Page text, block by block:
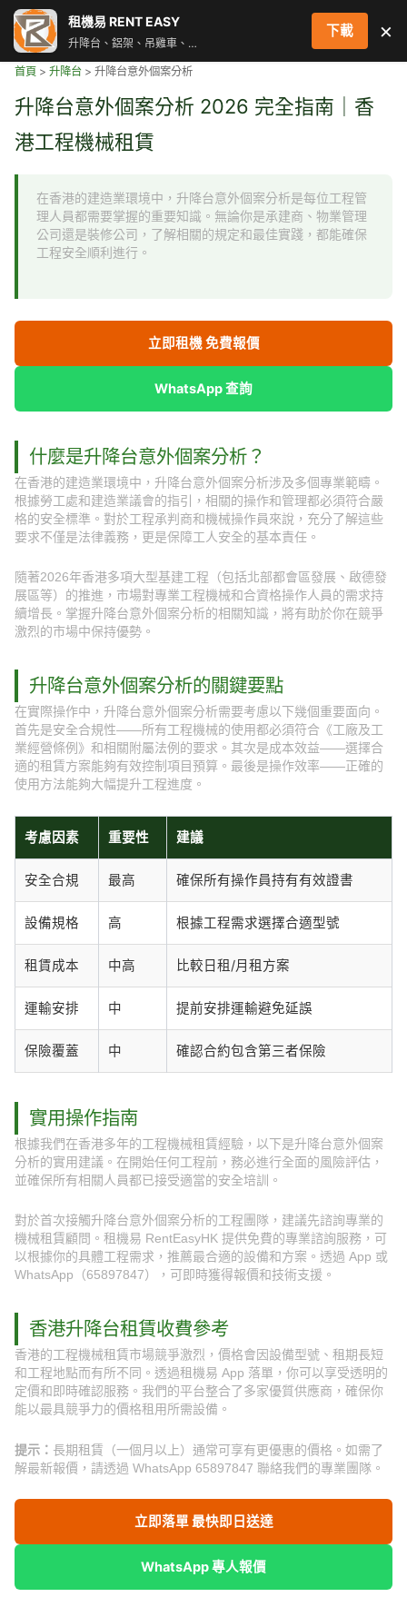
首頁 > 升降台 > 升降台意外個案分析
升降台意外個案分析 2026 完全指南｜香
港工程機械租賃
在香港的建造業環境中，升降台意外個案分析是每位工程管
理人員都需要掌握的重要知識。無論你是承建商、物業管理
公司還是裝修公司，了解相關的規定和最佳實踐，都能確保
工程安全順利進行。
立即租機 免費報價
WhatsApp 查詢
什麼是升降台意外個案分析？
在香港的建造業環境中，升降台意外個案分析涉及多個專業範疇。
根據勞工處和建造業議會的指引，相關的操作和管理都必須符合嚴
格的安全標準。對於工程承判商和機械操作員來說，充分了解這些
要求不僅是法律義務，更是保障工人安全的基本責任。
隨著2026年香港多項大型基建工程（包括北部都會區發展、啟德發
展區等）的推進，市場對專業工程機械和合資格操作人員的需求持
續增長。掌握升降台意外個案分析的相關知識，將有助於你在競爭
激烈的市場中保持優勢。
升降台意外個案分析的關鍵要點
在實際操作中，升降台意外個案分析需要考慮以下幾個重要面向。
首先是安全合規性——所有工程機械的使用都必須符合《工廠及工
業經營條例》和相關附屬法例的要求。其次是成本效益——選擇合
適的租賃方案能夠有效控制項目預算。最後是操作效率——正確的
使用方法能夠大幅提升工程進度。
考慮因素 重要性 建議
安全合規 最高 確保所有操作員持有有效證書
設備規格 高 根據工程需求選擇合適型號
租賃成本 中高 比較日租/月租方案
運輸安排 中 提前安排運輸避免延誤
保險覆蓋 中 確認合約包含第三者保險
實用操作指南
根據我們在香港多年的工程機械租賃經驗，以下是升降台意外個案
分析的實用建議。在開始任何工程前，務必進行全面的風險評估，
並確保所有相關人員都已接受適當的安全培訓。
對於首次接觸升降台意外個案分析的工程團隊，建議先諮詢專業的
機械租賃顧問。租機易 RentEasyHK 提供免費的專業諮詢服務，可
以根據你的具體工程需求，推薦最合適的設備和方案。透過 App 或
WhatsApp（65897847），可即時獲得報價和技術支援。
香港升降台租賃收費參考
香港的工程機械租賃市場競爭激烈，價格會因設備型號、租期長短
和工程地點而有所不同。透過租機易 App 落單，你可以享受透明的
定價和即時確認服務。我們的平台整合了多家優質供應商，確保你
能以最具競爭力的價格租用所需設備。
提示： 長期租賃（一個月以上）通常可享有更優惠的價格。如需了
解最新報價，請透過 WhatsApp 65897847 聯絡我們的專業團隊。
立即落單 最快即日送達
WhatsApp 專人報價
租機易 RENT EASY
升降台、鋁架、吊雞車、街燈車 即時叫車配對服務
下載 ×